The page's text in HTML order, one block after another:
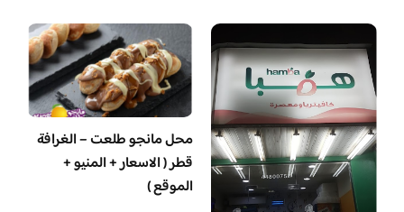
محل مانجو طلعت – الغرافة
قطر ( الاسعار + المنيو +
الموقع )